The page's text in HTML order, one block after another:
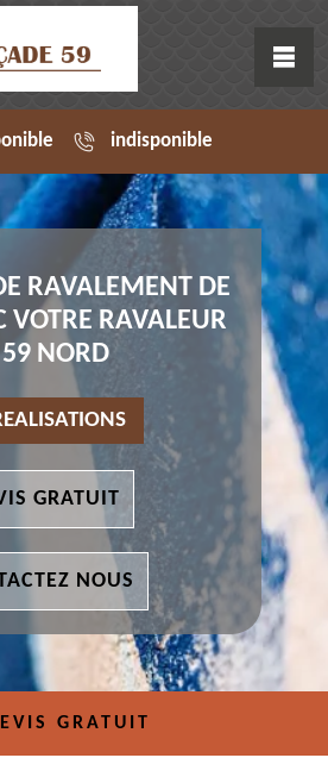
indisponible
RAVALEMENT DE
VOTRE RAVALEUR
NORD
GRATUIT
NOUS
GRATUIT